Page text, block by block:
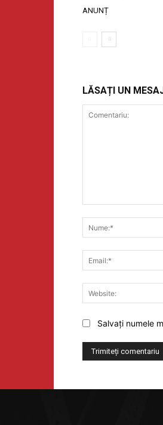
ANUNȚ
LĂSAȚI UN
Salvați numele